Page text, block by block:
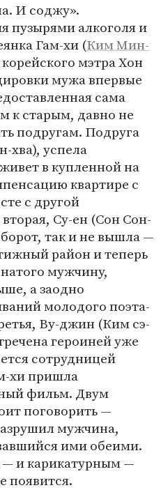
И соджу».
пузырями алкоголя и
Гам-хи (Ким Мин-
мэтра Хон
мужа впервые
сама
к старым, давно не
подругам. Подруга
хва), успела
в купленной на
квартире с
с другой
Су-ен (Сон Сон-
так и не вышла —
район и теперь
мужчину,
а заодно
молодого поэта-
Ву-джин (Ким сэ-
героиней уже
сотрудницей
хи пришла
фильм. Двум
поговорить —
мужчина,
ими обеими.
и карикатурным —
появится.